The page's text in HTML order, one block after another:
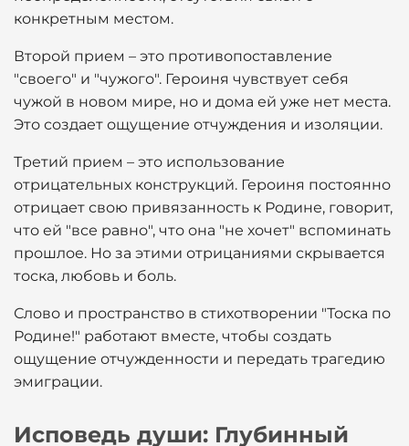
конкретным местом.
Второй прием – это противопоставление
"своего" и "чужого". Героиня чувствует себя
чужой в новом мире, но и дома ей уже нет места.
Это создает ощущение отчуждения и изоляции.
Третий прием – это использование
отрицательных конструкций. Героиня постоянно
отрицает свою привязанность к Родине, говорит,
что ей "все равно", что она "не хочет" вспоминать
прошлое. Но за этими отрицаниями скрывается
тоска, любовь и боль.
Слово и пространство в стихотворении "Тоска по
Родине!" работают вместе, чтобы создать
ощущение отчужденности и передать трагедию
эмиграции.
Исповедь души: Глубинный